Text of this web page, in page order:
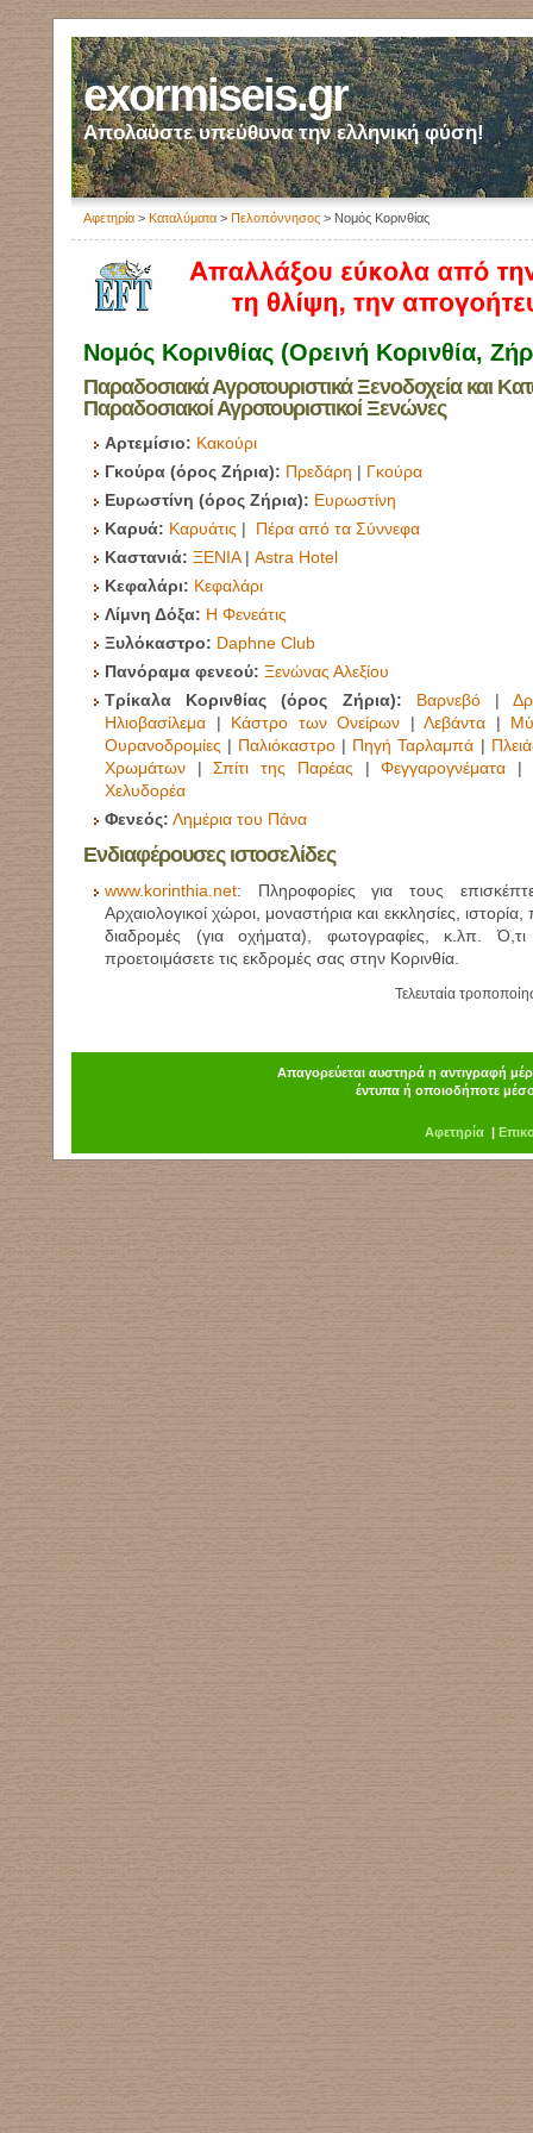
exormiseis.gr
Απολαύστε υπεύθυνα την ελληνική φύση!
Αφετηρία > Καταλύματα > Πελοπόννησος > Νομός Κορινθίας
Νομός Κορινθίας (Ορεινή Κορινθία,
Παραδοσιακά Αγροτουριστικά Ξενοδοχεία και
Παραδοσιακοί Αγροτουριστικοί Ξενώνες
Αρτεμίσιο: Κακούρι
Γκούρα (όρος Ζήρια): Πρεδάρη | Γκούρα
Ευρωστίνη (όρος Ζήρια): Ευρωστίνη
Καρυά: Καρυάτις | Πέρα από τα Σύννεφα
Καστανιά: ΞΕΝΙΑ| Astra Hotel
Κεφαλάρι: Κεφαλάρι
Λίμνη Δόξα: Η Φενεάτις
Ξυλόκαστρο: Daphne Club
Πανόραμα φενεού: Ξενώνας Αλεξίου
Τρίκαλα Κορινθίας (όρος Ζήρια):
Βαρνεβό|
Ηλιοβασίλεμα | Κάστρο των Ονείρων |Λεβάντα |
Ουρανοδρομίες | Παλιόκαστρο | Πηγή Ταρλαμπά |
Χρωμάτων |Σπίτι της Παρέας |Φεγγαρογνέματα
Χελυδορέα
Φενεός: Λημέρια του Πάνα
Ενδιαφέρουσες ιστοσελίδες
www.korinthia.net: Πληροφορίες για τους
Αρχαιολογικοί χώροι, μοναστήρια και εκκλησίες,
διαδρομές (για οχήματα), φωτογραφίες, κ.λπ.
προετοιμάσετε τις εκδρομές σας στην Κορινθία.
Τελευταία
Απαγορεύεται αυστηρά η αντιγραφή
έντυπα ή οποιοδήποτε
Αφετηρία|